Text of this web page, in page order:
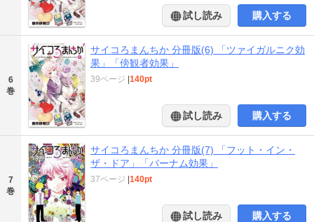
試し読み 購入する
6
巻
サイコろまんちか 分冊版(6) 「ツァイガルニク効
果」「傍観者効果」
39ページ |140pt
試し読み 購入する
7
巻
サイコろまんちか 分冊版(7) 「フット・イン・
ザ・ドア」「バーナム効果」
37ページ |140pt
試し読み 購入する